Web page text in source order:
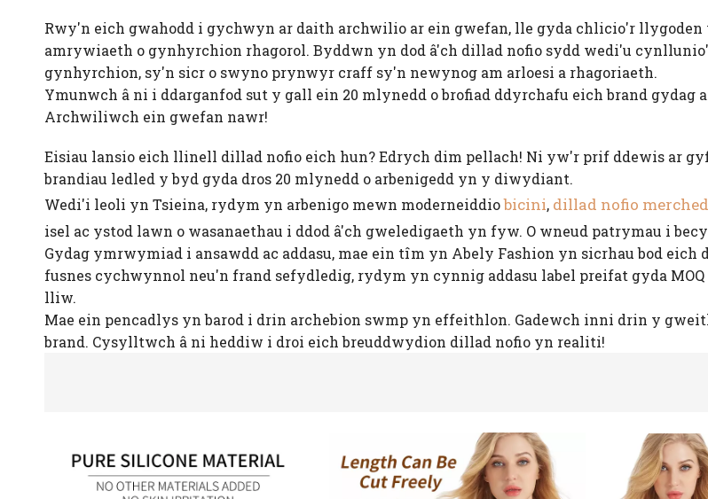
Rwy'n eich gwahodd i gychwyn ar daith archwilio ar ein gwefan, lle gyda chlicio'r
amrywiaeth o gynhyrchion rhagorol. Byddwn yn dod â'ch dillad nofio sydd wedi'u
gynhyrchion, sy'n sicr o swyno prynwyr craff sy'n newynog am arloesi a rhagoriaeth.
Ymunwch â ni i ddarganfod sut y gall ein 20 mlynedd o brofiad ddyrchafu eich brand gydag
Archwiliwch ein gwefan nawr!
Eisiau lansio eich llinell dillad nofio eich hun? Edrych dim pellach! Ni yw'r prif ddewis ar
brandiau ledled y byd gyda dros 20 mlynedd o arbenigedd yn y diwydiant.
Wedi'i leoli yn Tsieina, rydym yn arbenigo mewn moderneiddiobicini, dillad nofio merched
isel ac ystod lawn o wasanaethau i ddod â'ch gweledigaeth yn fyw. O wneud patrymau i
Gydag ymrwymiad i ansawdd ac addasu, mae ein tîm yn Abely Fashion yn sicrhau bod
fusnes cychwynnol neu'n frand sefydledig, rydym yn cynnig addasu label preifat gyda
lliw.
Mae ein pencadlys yn barod i drin archebion swmp yn effeithlon. Gadewch inni drin y
brand. Cysylltwch â ni heddiw i droi eich breuddwydion dillad nofio yn realiti!